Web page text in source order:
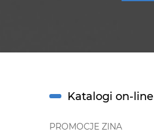
Katalogi on-line
PROMOCJE ZINA